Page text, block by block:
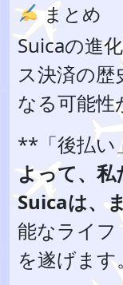
まとめ
Suicaの進
ス決済の歴
なる可能性
**「後払い」
よって、
Suicaは、
能なライ
を遂げます。